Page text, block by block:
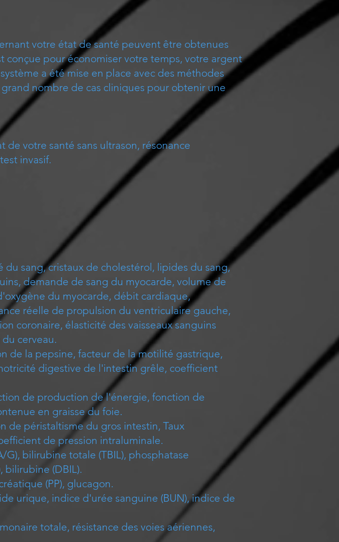
votre état de santé peuvent être obtenues
pour économiser votre temps, votre argent
a été mise en place avec des méthodes
nombre de cas cliniques pour obtenir une
de votre santé sans ultrason, résonance
invasif.
du sang, cristaux de cholestérol, lipides du sang,
demande de sang du myocarde, volume de
du myocarde, débit cardiaque,
réelle de propulsion du ventriculaire gauche,
coronaire, élasticité des vaisseaux sanguins
cerveau.
de la pepsine, facteur de la motilité gastrique,
digestive de l'intestin grêle, coefficient
de production de l'énergie, fonction de
en graisse du foie.
de péristaltisme du gros intestin, Taux
de pression intraluminale.
bilirubine totale (TBIL), phosphatase
bilirubine (DBIL).
(PP), glucagon.
urique, indice d'urée sanguine (BUN), indice de
totale, résistance des voies aériennes,